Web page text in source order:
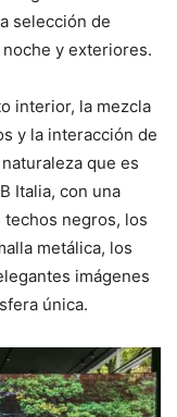
selección de
y exteriores.
interior, la mezcla
y la interacción de
que es
Italia, con una
negros, los
metálica, los
imágenes
única.